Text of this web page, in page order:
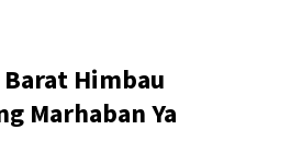
Himbau
Marhaban Ya